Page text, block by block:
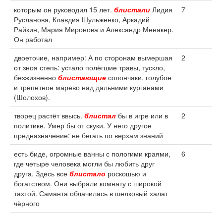
которым он руководил 15 лет. блистали Лидия
Русланова, Клавдия Шульженко, Аркадий
Райкин, Мария Миронова и Александр Менакер.
Он работал
7
двоеточие, например: А по сторонам вымершая
от зноя степь: устало полёгшие травы, тускло,
безжизненно блистающие солончаки, голубое
и трепетное марево над дальними курганами
(Шолохов).
2
творец растёт ввысь. блистал бы в игре или в
политике. Умер бы от скуки. У него другое
предназначение: не бегать по верхам знаний
2
есть биде, огромные ванны с пологими краями,
где четыре человека могли бы любить друг
друга. Здесь все блистало роскошью и
богатством. Они выбрали комнату с широкой
тахтой. Саманта облачилась в шелковый халат
чёрного
6